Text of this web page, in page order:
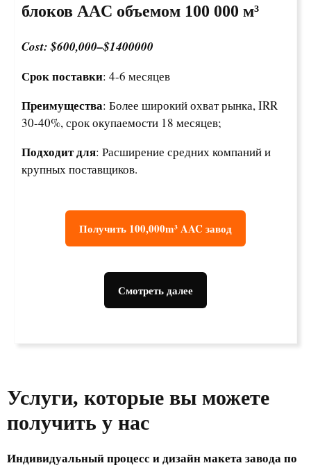
блоков AAC объемом 100 000 м³
Cost: $600,000–$1400000
Срок поставки: 4-6 месяцев
Преимущества: Более широкий охват рынка, IRR
30-40%, срок окупаемости 18 месяцев;
Подходит для: Расширение средних компаний и
крупных поставщиков.
Получить 100,000m³ AAC завод
Смотреть далее
Услуги, которые вы можете
получить у нас
Индивидуальный процесс и дизайн макета завода по